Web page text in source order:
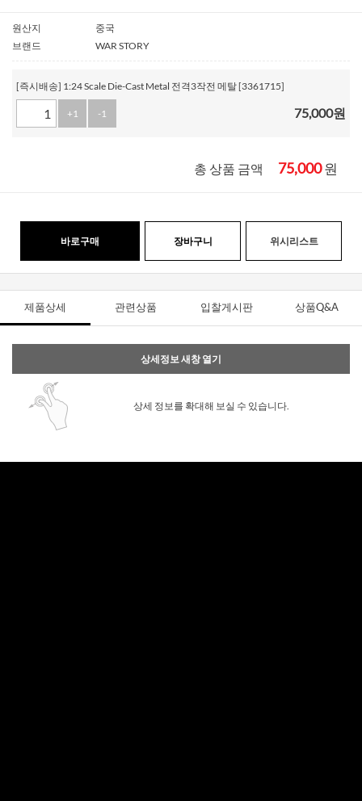
원산지
중국
브랜드
WAR STORY
[즉시배송] 1:24 Scale Die-Cast Metal 전격3작전 메탈 [3361715]
+1 -1 75,000원
총 상품 금액 75,000원
바로구매 장바구니 위시리스트
제품상세 관련상품 입찰게시판 상품Q&A
상세정보 새창 열기
상세 정보를 확대해 보실 수 있습니다.